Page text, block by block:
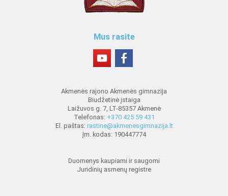
Mus rasite
Akmenės rajono Akmenės gimnazija
Biudžetinė įstaiga
Laižuvos g. 7, LT-85357 Akmenė
Telefonas: +370 425 59 431
El. paštas: rastine@akmenesgimnazija.lt
Įm. kodas: 190447774
Duomenys kaupiami ir saugomi
Juridinių asmenų registre